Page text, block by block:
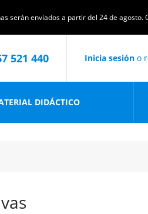
serán enviados a partir del 24 de agosto.
Inicia sesión o
521 440
DIDÁCTICO